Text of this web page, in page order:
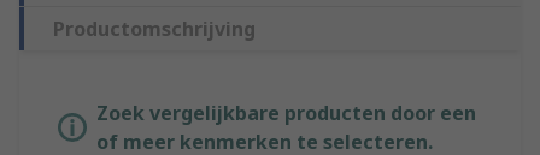
Productomschrijving
Zoek vergelijkbare producten door een
of meer kenmerken te selecteren.